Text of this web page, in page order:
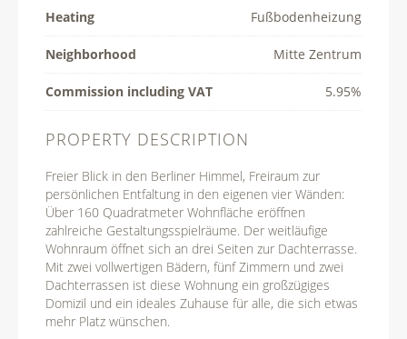
Heating Fußbodenheizung
Neighborhood Mitte Zentrum
Commission including VAT 5.95%
PROPERTY DESCRIPTION
Freier Blick in den Berliner Himmel, Freiraum zur
persönlichen Entfaltung in den eigenen vier Wänden:
Über 160 Quadratmeter Wohnfläche eröffnen
zahlreiche Gestaltungsspielräume. Der weitläufige
Wohnraum öffnet sich an drei Seiten zur Dachterrasse.
Mit zwei vollwertigen Bädern, fünf Zimmern und zwei
Dachterrassen ist diese Wohnung ein großzügiges
Domizil und ein ideales Zuhause für alle, die sich etwas
mehr Platz wünschen.